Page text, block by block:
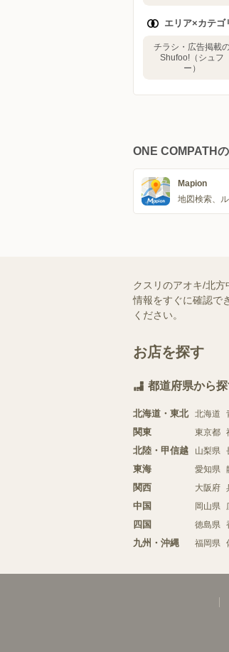
エリア×カテゴ
チラシ・広告掲載
Shufoo!（シュフ
ー）
ONE COMPATH
Mapion
地図検索、
クスリのアオキ/北
情報をすぐに確認で
ください。
お店を探す
都道府県から
北海道・東北 北海道
関東 東京都
北陸・甲信越 山梨県
東海 愛知県
関西 大阪府
中国 岡山県
四国 徳島県
九州・沖縄 福岡県